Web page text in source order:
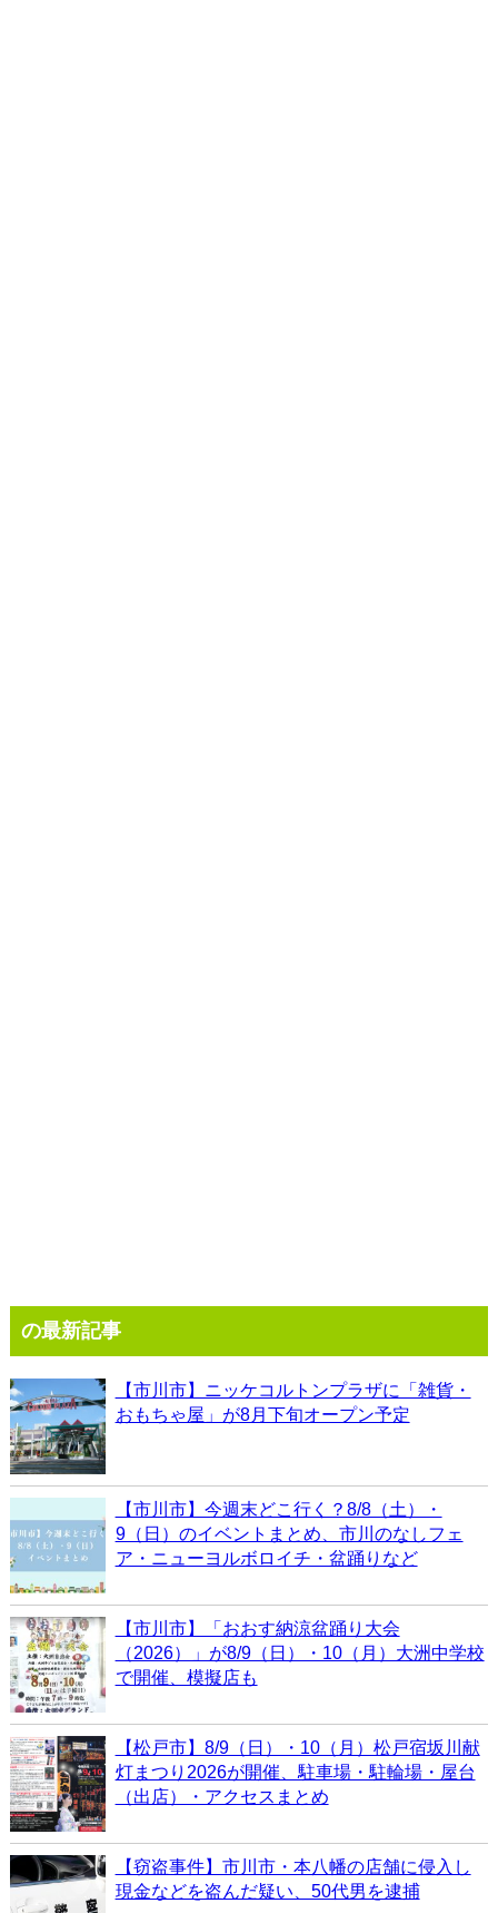
の最新記事
【市川市】ニッケコルトンプラザに「雑貨・
おもちゃ屋」が8月下旬オープン予定
【市川市】今週末どこ行く？8/8（土）・
9（日）のイベントまとめ、市川のなしフェ
ア・ニューヨルボロイチ・盆踊りなど
【市川市】「おおす納涼盆踊り大会
（2026）」が8/9（日）・10（月）大洲中学校
で開催、模擬店も
【松戸市】8/9（日）・10（月）松戸宿坂川献
灯まつり2026が開催、駐車場・駐輪場・屋台
（出店）・アクセスまとめ
【窃盗事件】市川市・本八幡の店舗に侵入し
現金などを盗んだ疑い、50代男を逮捕